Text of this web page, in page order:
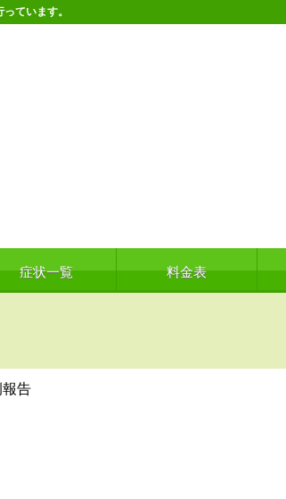
ています。
症状一覧 料金表
告